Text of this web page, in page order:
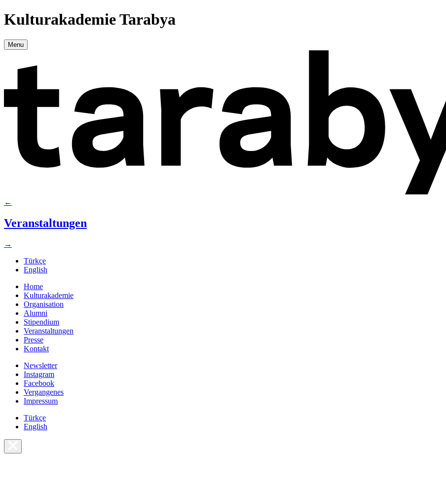
Kulturakademie Tarabya
Menu
←
Veranstaltungen
→
Türkçe
English
Home
Kulturakademie
Organisation
Alumni
Stipendium
Veranstaltungen
Presse
Kontakt
Newsletter
Instagram
Facebook
Vergangenes
Impressum
Türkçe
English